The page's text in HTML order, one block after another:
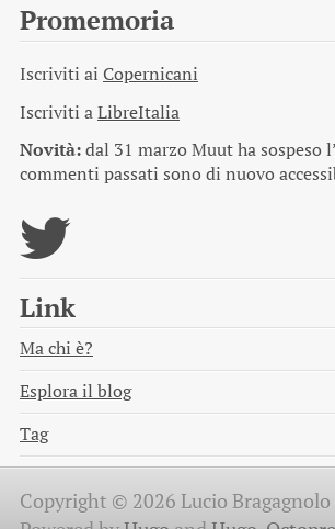
Promemoria
Iscriviti ai Copernicani
Iscriviti aLibreItalia
Novità:dal 31 marzo Muut ha sospeso
commenti passati sono di nuovo
Link
Ma chi è?
Esplora il blog
Tag
Copyright © 2026 Lucio Bragagnolo